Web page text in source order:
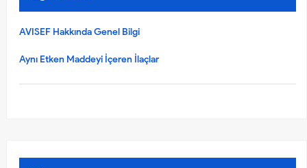
AVISEF Hakkında Genel Bilgi
Aynı Etken Maddeyi İçeren İlaçlar